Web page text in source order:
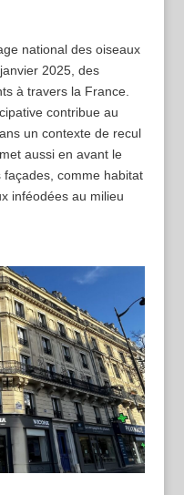
national des oiseaux
2025, des
à travers la France.
contribue au
un contexte de recul
aussi en avant le
comme habitat
inféodées au milieu